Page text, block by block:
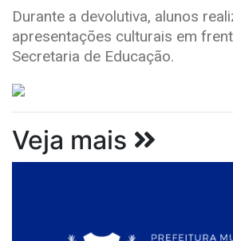
Durante a devolutiva, alunos
apresentações culturais em
Secretaria de Educação.
Veja mais